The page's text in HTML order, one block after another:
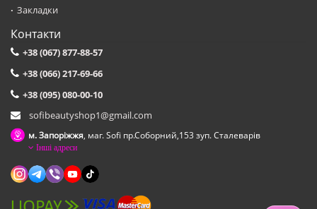
Закладки
Контакти
+38 (067) 877-88-57
+38 (066) 217-69-66
+38 (095) 080-00-10
sofibeautyshop1@gmail.com
м. Запоріжжя, маг. Sofi пр.Соборний,153 зуп. Сталеварiв
Інші адреси